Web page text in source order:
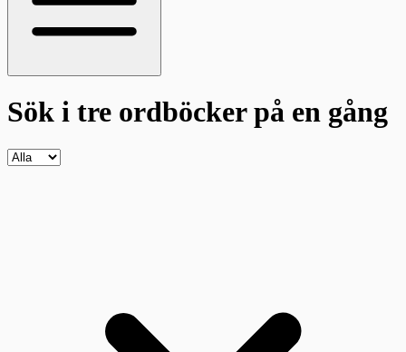
Sök i tre ordböckerpå en gång